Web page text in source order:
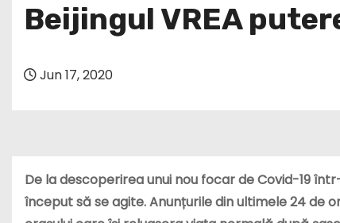
Beijingul VREA
Jun 17, 2020
De la descoperirea unui nou focar de Covid-19
început să se agite. Anunțurile din ultimele 24 de